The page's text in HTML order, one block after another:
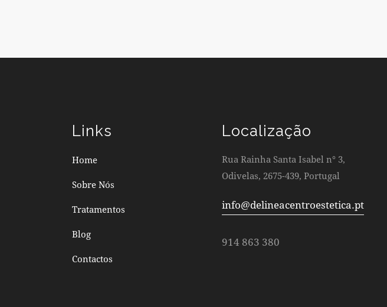
Links
Home
Sobre Nós
Tratamentos
Blog
Contactos
Localização
Rua Rainha Santa Isabel n° 3,
Odivelas, 2675-439, Portugal
info@delineacentroestetica.pt
914 863 380